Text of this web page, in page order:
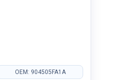
OEM: 904505FA1A